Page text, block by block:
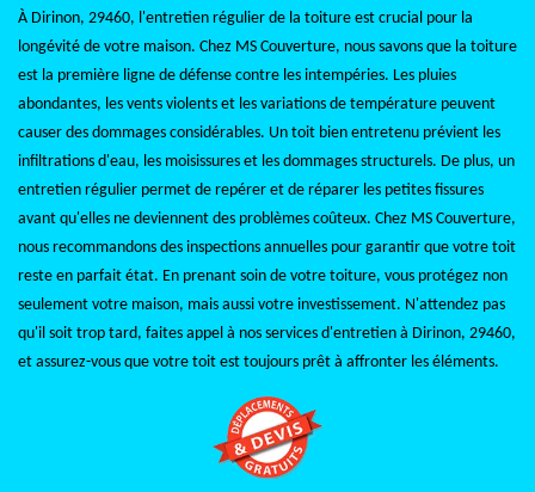
À Dirinon, 29460, l'entretien régulier de la toiture est crucial pour la
longévité de votre maison. Chez MS Couverture, nous savons que la toiture
est la première ligne de défense contre les intempéries. Les pluies
abondantes, les vents violents et les variations de température peuvent
causer des dommages considérables. Un toit bien entretenu prévient les
infiltrations d'eau, les moisissures et les dommages structurels. De plus, un
entretien régulier permet de repérer et de réparer les petites fissures
avant qu'elles ne deviennent des problèmes coûteux. Chez MS Couverture,
nous recommandons des inspections annuelles pour garantir que votre toit
reste en parfait état. En prenant soin de votre toiture, vous protégez non
seulement votre maison, mais aussi votre investissement. N'attendez pas
qu'il soit trop tard, faites appel à nos services d'entretien à Dirinon, 29460,
et assurez-vous que votre toit est toujours prêt à affronter les éléments.